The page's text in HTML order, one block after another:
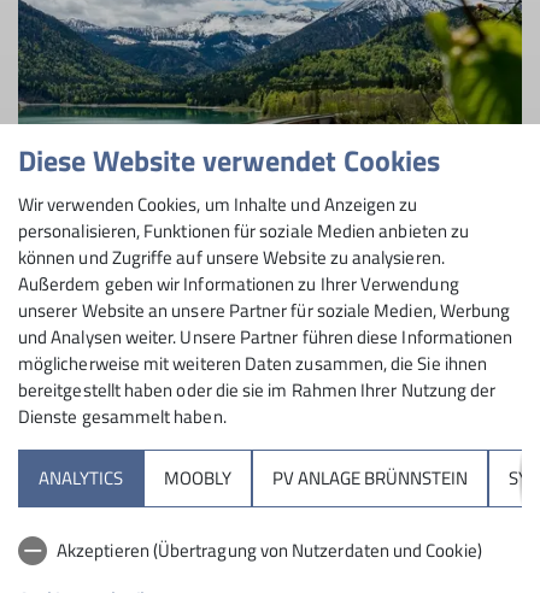
© DAV / Tobias Hipp
Nachhaltige Touren
Sektion
Hochrieshütte
Diese Website verwendet Cookies
Wir verwenden Cookies, um Inhalte und Anzeigen zu
personalisieren, Funktionen für soziale Medien anbieten zu
können und Zugriffe auf unsere Website zu analysieren.
Außerdem geben wir Informationen zu Ihrer Verwendung
unserer Website an unsere Partner für soziale Medien, Werbung
und Analysen weiter. Unsere Partner führen diese Informationen
möglicherweise mit weiteren Daten zusammen, die Sie ihnen
bereitgestellt haben oder die sie im Rahmen Ihrer Nutzung der
Dienste gesammelt haben.
ANALYTICS MOOBLY PV ANLAGE BRÜNNSTEIN
Akzeptieren (Übertragung von Nutzerdaten und Cookie)